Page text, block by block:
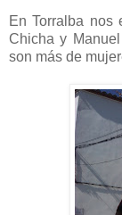
En Torralba nos
Chicha y
son más de